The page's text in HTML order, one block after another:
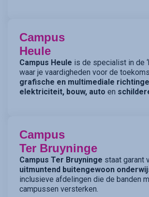
Campus
Heule
Campus Heule is de specialist in de
waar je vaardigheden voor de
grafische en multimediale
elektriciteit, bouw, auto en
Campus
Ter Bruyninge
Campus Ter Bruyninge staat garant
uitmuntend buitengewoon
inclusieve afdelingen die de banden
campussen versterken.